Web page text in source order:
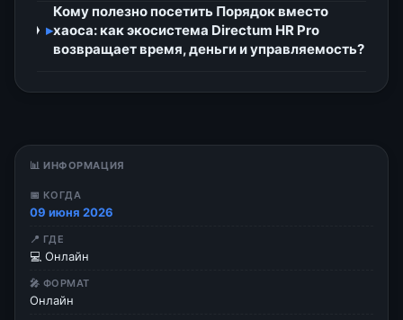
▸
Кому полезно посетить Порядок вместо
хаоса: как экосистема Directum HR Pro
возвращает время, деньги и управляемость?
📊 ИНФОРМАЦИЯ
📅 КОГДА
09 июня 2026
📍 ГДЕ
💻 Онлайн
🎤 ФОРМАТ
Онлайн